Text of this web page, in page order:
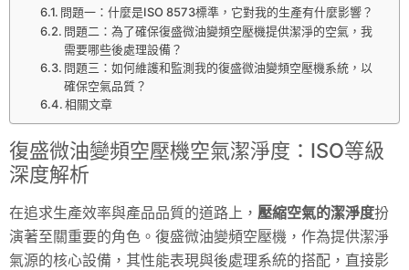
問題一：什麼是ISO 8573標準，它對我的生產有什麼影響？
問題二：為了確保復盛微油變頻空壓機提供潔淨的空氣，我
需要哪些後處理設備？
問題三：如何維護和監測我的復盛微油變頻空壓機系統，以
確保空氣品質？
相關文章
復盛微油變頻空壓機空氣潔淨度：ISO等級
深度解析
在追求生產效率與產品品質的道路上， 壓縮空氣的潔淨度扮
演著至關重要的角色。復盛微油變頻空壓機，作為提供潔淨
氣源的核心設備，其性能表現與後處理系統的搭配，直接影